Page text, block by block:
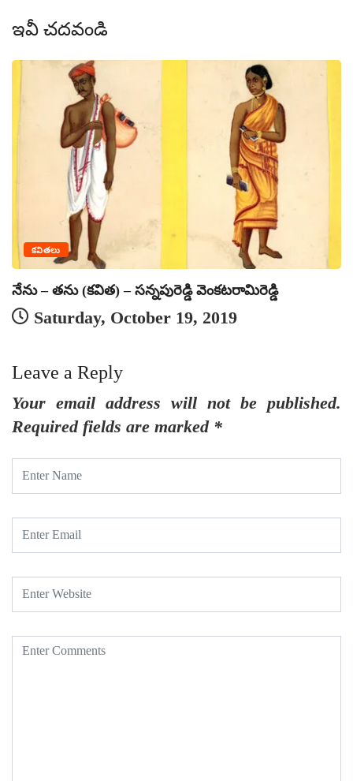
ఇవీ చదవండి
కవితలు
నేను – తను (కవిత) – సన్నపురెడ్డి వెంకటరామిరెడ్డి
Saturday, October 19, 2019
Leave a Reply
Your email address will not be published.
Required fields are marked *